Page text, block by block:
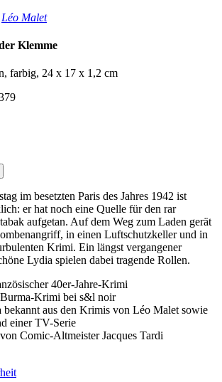
Léo Malet
Klemme
farbig, 24 x 17 x 1,2 cm
im besetzten Paris des Jahres 1942 ist
er hat noch eine Quelle für den rar
aufgetan. Auf dem Weg zum Laden gerät
in einen Luftschutzkeller und in
Krimi. Ein längst vergangener
Lydia spielen dabei tragende Rollen.
40er-Jahre-Krimi
Krimi bei s&l noir
bekannt aus den Krimis von Léo Malet sowie
einer TV-Serie
Comic-Altmeister Jacques Tardi